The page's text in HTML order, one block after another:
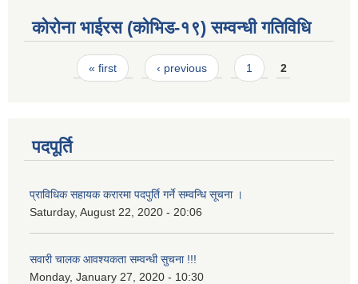
कोरोना भाईरस (कोभिड-१९) सम्वन्धी गतिविधि
Pages« first ‹ previous 1 2
पदपूर्ति
प्राविधिक सहायक करारमा पदपुर्ति गर्ने सम्वन्धि सूचना ।
Saturday, August 22, 2020 - 20:06
सवारी चालक आवश्यकता सम्वन्धी सुचना !!!
Monday, January 27, 2020 - 10:30